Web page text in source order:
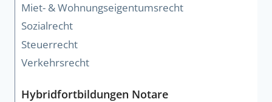
Miet- & Wohnungseigentumsrecht
Sozialrecht
Steuerrecht
Verkehrsrecht
Hybridfortbildungen Notare